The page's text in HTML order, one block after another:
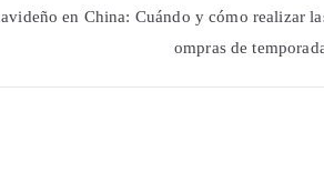
en China: Cuándo y cómo realizar
ompras de